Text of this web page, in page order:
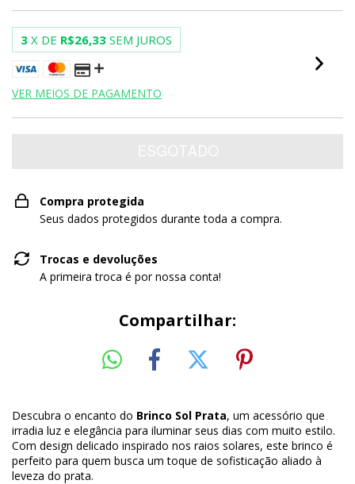
3 X DE R$26,33 SEM JUROS
VER MEIOS DE PAGAMENTO
Compra protegida
Seus dados protegidos durante toda a compra.
Trocas e devoluções
A primeira troca é por nossa conta!
Compartilhar:
Descubra o encanto do Brinco Sol Prata, um acessório que
irradia luz e elegância para iluminar seus dias com muito estilo.
Com design delicado inspirado nos raios solares, este brinco é
perfeito para quem busca um toque de sofisticação aliado à
leveza do prata.